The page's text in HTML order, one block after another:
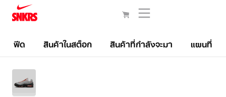
ฟีด สินค้าในสต็อก สินค้าที่กำลังจะมา แผนที่